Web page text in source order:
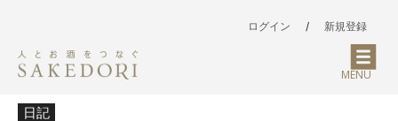
ログイン / 新規登録
MENU
日記